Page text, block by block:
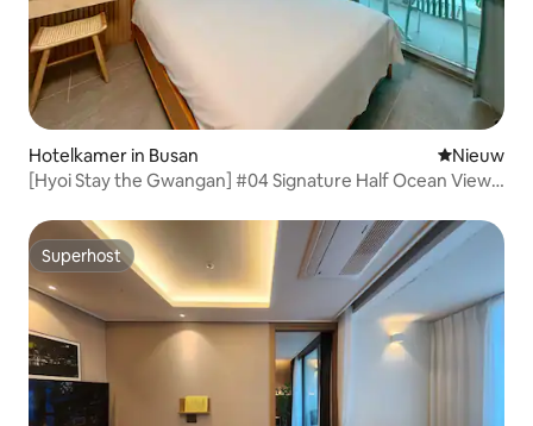
Hotelkamer in Busan Nieuwe
Nieuw
[Hyoi Stay the Gwangan] #04 Signature Half Ocean View
Superhost
Superhost